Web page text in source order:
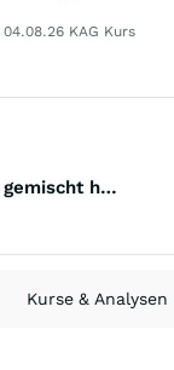
04.08.26 KAG Kurs
Rentenfonds gemischt höherverzinst Emerging Markets Hartwährungen (Welt)
Kurse & Analysen